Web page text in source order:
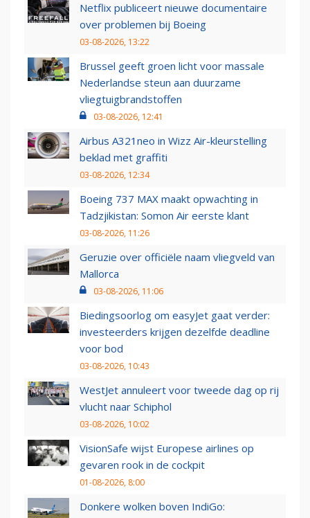
Netflix publiceert nieuwe documentaire
over problemen bij Boeing
03-08-2026, 13:22
Brussel geeft groen licht voor massale
Nederlandse steun aan duurzame
vliegtuigbrandstoffen
03-08-2026, 12:41
Airbus A321neo in Wizz Air-kleurstelling
beklad met graffiti
03-08-2026, 12:34
Boeing 737 MAX maakt opwachting in
Tadzjikistan: Somon Air eerste klant
03-08-2026, 11:26
Geruzie over officiële naam vliegveld van
Mallorca
03-08-2026, 11:06
Biedingsoorlog om easyJet gaat verder:
investeerders krijgen dezelfde deadline
voor bod
03-08-2026, 10:43
WestJet annuleert voor tweede dag op rij
vlucht naar Schiphol
03-08-2026, 10:02
VisionSafe wijst Europese airlines op
gevaren rook in de cockpit
01-08-2026, 8:00
Donkere wolken boven IndiGo: